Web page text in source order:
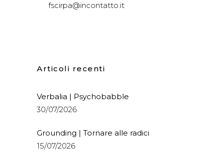
fscirpa@incontatto.it
Articoli recenti
Verbalia | Psychobabble
30/07/2026
Grounding | Tornare alle radici
15/07/2026